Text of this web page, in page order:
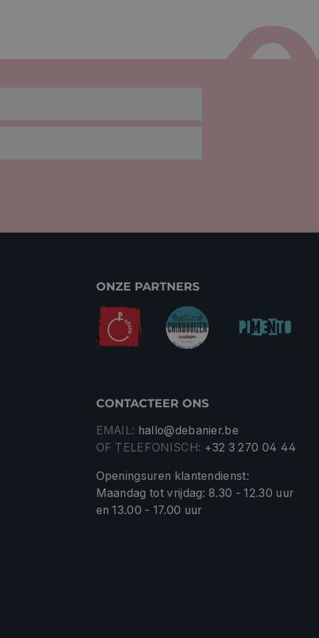
ONZE PARTNERS
CONTACTEER ONS
EMAIL: hallo@debanier.be
OF TELEFONISCH: +32 3 270 04 44
Openingsuren klantendienst:
Maandag tot vrijdag: 8.30 - 12.30 uur
en 13.00 - 17.00 uur